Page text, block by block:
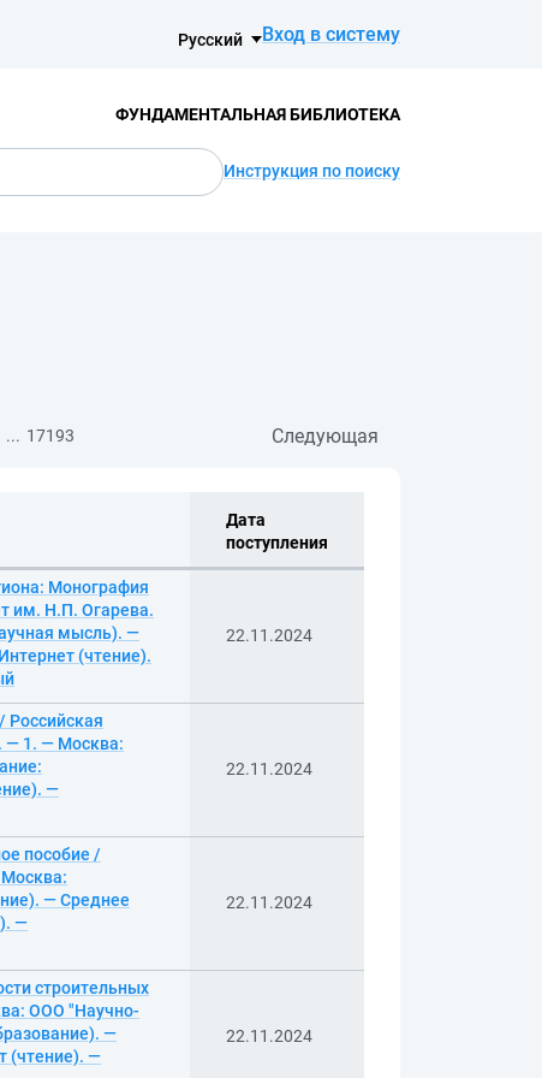
Русский Вход в систему
ФУНДАМЕНТАЛЬНАЯ БИБЛИОТЕКА
Инструкция по поиску
... 17193 Следующая
Дата
поступления
Монография
им. Н.П. Огарева.
мысль). —
(чтение).
22.11.2024
Российская
— 1. — Москва:
—
22.11.2024
пособие /
Москва:
— Среднее
—
22.11.2024
строительных
ООО "Научно-
—
(чтение). —
22.11.2024